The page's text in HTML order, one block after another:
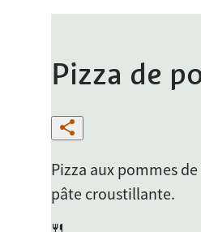
Pizza de
Pizza aux pommes
pâte croustillante.